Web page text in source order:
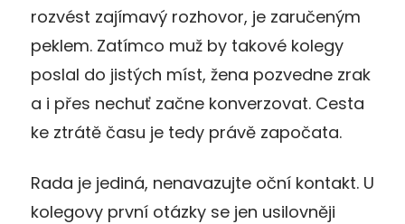
rozvést zajímavý rozhovor, je zaručeným
peklem. Zatímco muž by takové kolegy
poslal do jistých míst, žena pozvedne zrak
a i přes nechuť začne konverzovat. Cesta
ke ztrátě času je tedy právě započata.
Rada je jediná, nenavazujte oční kontakt. U
kolegovy první otázky se jen usilovněji